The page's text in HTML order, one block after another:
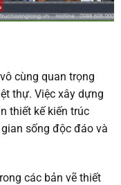
cùng quan trọng
thự. Việc xây dựng
thiết kế kiến trúc
sống độc đáo và
các bản vẽ thiết